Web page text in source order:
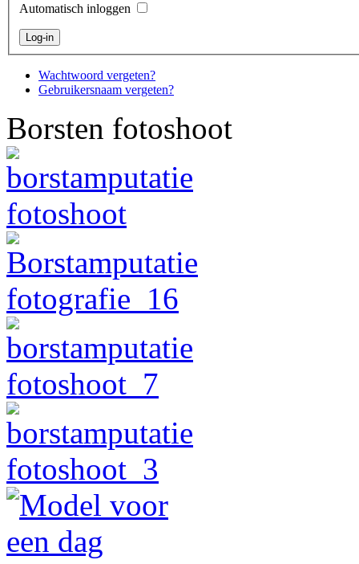
Automatisch inloggen
Wachtwoord vergeten?
Gebruikersnaam vergeten?
Borsten fotoshoot